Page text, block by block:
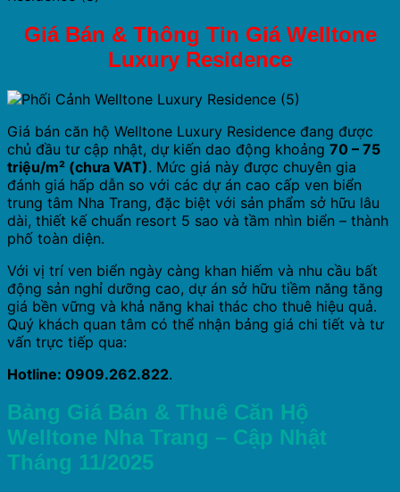
Giá Bán & Thông Tin Giá Welltone
Luxury Residence
Giá bán căn hộ Welltone Luxury Residence đang được
chủ đầu tư cập nhật, dự kiến dao động khoảng 70 – 75
triệu/m² (chưa VAT). Mức giá này được chuyên gia
đánh giá hấp dẫn so với các dự án cao cấp ven biển
trung tâm Nha Trang, đặc biệt với sản phẩm sở hữu lâu
dài, thiết kế chuẩn resort 5 sao và tầm nhìn biển – thành
phố toàn diện.
Với vị trí ven biển ngày càng khan hiếm và nhu cầu bất
động sản nghỉ dưỡng cao, dự án sở hữu tiềm năng tăng
giá bền vững và khả năng khai thác cho thuê hiệu quả.
Quý khách quan tâm có thể nhận bảng giá chi tiết và tư
vấn trực tiếp qua:
Hotline: 0909.262.822.
Bảng Giá Bán & Thuê Căn Hộ
Welltone Nha Trang – Cập Nhật
Tháng 11/2025